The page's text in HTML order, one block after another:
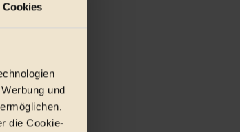
Cookies
und
die Cookie-